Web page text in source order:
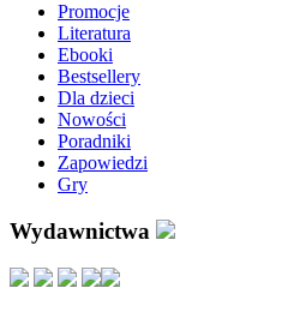
Promocje
Literatura
Ebooki
Bestsellery
Dla dzieci
Nowości
Poradniki
Zapowiedzi
Gry
Wydawnictwa